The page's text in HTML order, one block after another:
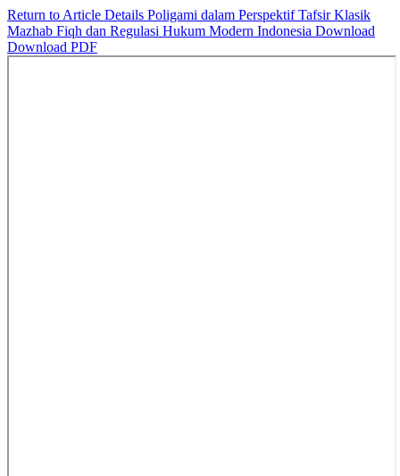
Return to Article Details Poligami dalam Perspektif Tafsir Klasik
Mazhab Fiqh dan Regulasi Hukum Modern Indonesia Download
Download PDF